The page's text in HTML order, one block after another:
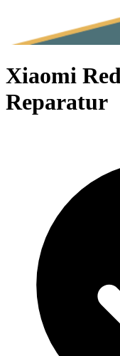
Xiaomi
Reparatur